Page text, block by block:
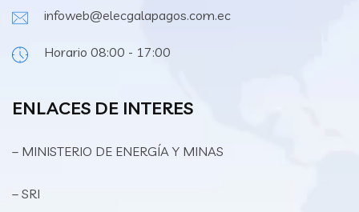
infoweb@elecgalapagos.com.ec
Horario 08:00 - 17:00
ENLACES DE INTERES
– MINISTERIO DE ENERGÍA Y MINAS
– SRI